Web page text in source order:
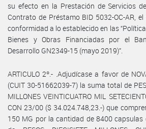
su efecto en la Prestación de Servicios
Contrato de Préstamo BID 5032-OC-AR,
conformidad a lo establecido en las
Bienes y Obras Financiadas por el
Desarrollo GN2349-15 (mayo 2019)”.
ARTICULO 2º.- .Adjudícase a favor de
(CUIT 30-51662039-7) la suma total de
MILLONES VEINTICUATRO MIL
CON 23/00 ($ 34.024.748,23.-) que
150 MG por la cantidad de 8400